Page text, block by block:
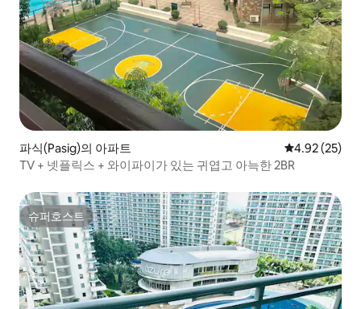
파식(Pasig)의 아파트 평점 4.92점(5
4.92 (25)
TV + 넷플릭스 + 와이파이가 있는 귀엽고 아늑한 2BR
슈퍼호스트
슈퍼호스트